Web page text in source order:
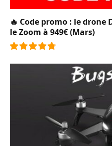
🔥 Code promo : le drone
le Zoom à 949€ (Mars)
9.6